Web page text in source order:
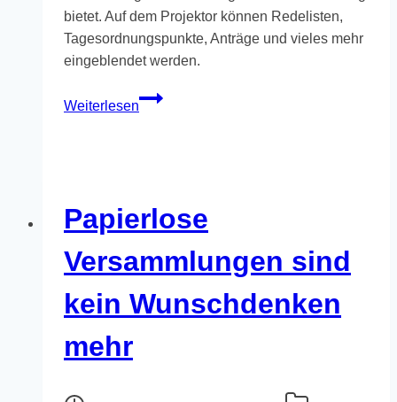
bietet. Auf dem Projektor können Redelisten,
Tagesordnungspunkte, Anträge und vieles mehr
eingeblendet werden.
Weiterlesen
Online-
durchführen
Papierlose
Versammlungen sind
kein Wunschdenken
mehr